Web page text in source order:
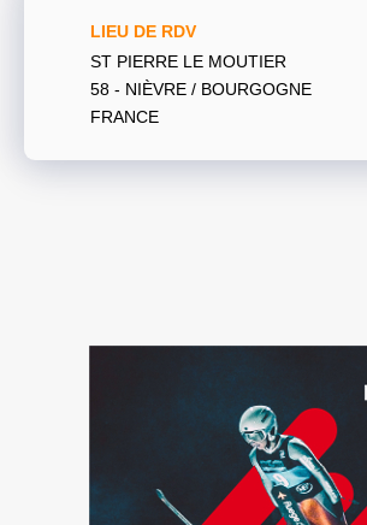
LIEU DE RDV
ST PIERRE LE MOUTIER
58 - NIÈVRE / BOURGOGNE
FRANCE